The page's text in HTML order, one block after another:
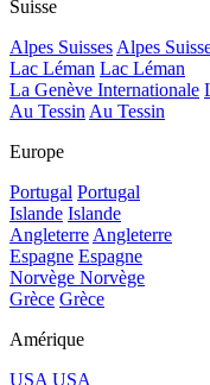
Suisse
Alpes Suisses Alpes
Lac Léman Lac Léman
La Genève Internationale
Au Tessin Au Tessin
Europe
Portugal Portugal
Islande Islande
Angleterre Angleterre
Espagne Espagne
Norvège Norvège
Grèce Grèce
Amérique
USA USA